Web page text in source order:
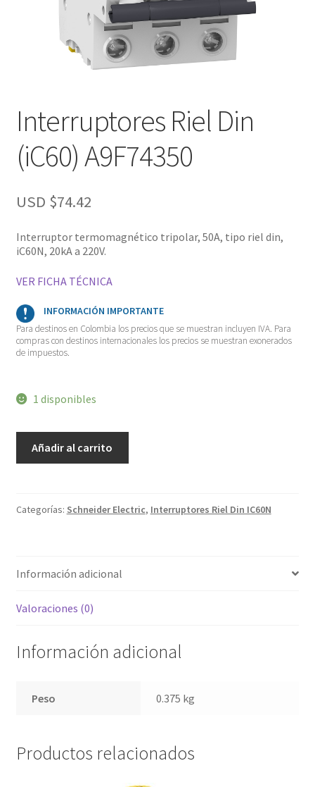
Interruptores Riel Din
(iC60) A9F74350
USD $74.42
Interruptor termomagnético tripolar, 50A, tipo riel din,
iC60N, 20kA a 220V.
VER FICHA TÉCNICA
INFORMACIÓN IMPORTANTE
Para destinos en Colombia los precios que se muestran incluyen IVA. Para
compras con destinos internacionales los precios se muestran exonerados
de impuestos.
1 disponibles
RielAñadir al carrito
Categorías: Schneider Electric, Interruptores Riel Din IC60N
Información adicional
Valoraciones (0)
Información adicional
Peso 0.375 kg
Productos relacionados